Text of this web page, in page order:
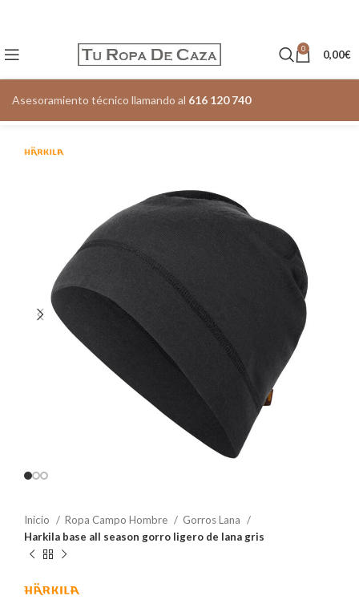
0 0,00€
Asesoramiento técnico llamando al 616 120 740
Inicio Ropa Campo Hombre
Gorros Lana
Harkila base all season gorro ligero de lana gris